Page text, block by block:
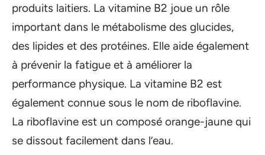
produits laitiers. La vitamine B2 joue un rôle
important dans le métabolisme des glucides,
des lipides et des protéines. Elle aide également
à prévenir la fatigue et à améliorer la
performance physique. La vitamine B2 est
également connue sous le nom de riboflavine.
La riboflavine est un composé orange-jaune qui
se dissout facilement dans l’eau.